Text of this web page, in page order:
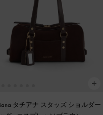
タチアナ スタッズ ショルダー